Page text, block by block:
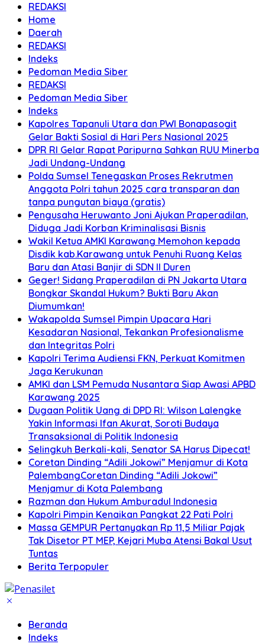
REDAKSI
Home
Daerah
REDAKSI
Indeks
Pedoman Media Siber
REDAKSI
Pedoman Media Siber
Indeks
Kapolres Tapanuli Utara dan PWI Bonapasogit
Gelar Bakti Sosial di Hari Pers Nasional 2025
DPR RI Gelar Rapat Paripurna Sahkan RUU Minerba
Jadi Undang-Undang
Polda Sumsel Tenegaskan Proses Rekrutmen
Anggota Polri tahun 2025 cara transparan dan
tanpa pungutan biaya (gratis)
Pengusaha Heruwanto Joni Ajukan Praperadilan,
Diduga Jadi Korban Kriminalisasi Bisnis
Wakil Ketua AMKI Karawang Memohon kepada
Disdik kab.Karawang untuk Penuhi Ruang Kelas
Baru dan Atasi Banjir di SDN II Duren
Geger! Sidang Praperadilan di PN Jakarta Utara
Bongkar Skandal Hukum? Bukti Baru Akan
Diumumkan!
Wakapolda Sumsel Pimpin Upacara Hari
Kesadaran Nasional, Tekankan Profesionalisme
dan Integritas Polri
Kapolri Terima Audiensi FKN, Perkuat Komitmen
Jaga Kerukunan
AMKI dan LSM Pemuda Nusantara Siap Awasi APBD
Karawang 2025
Dugaan Politik Uang di DPD RI: Wilson Lalengke
Yakin Informasi Ifan Akurat, Soroti Budaya
Transaksional di Politik Indonesia
Selingkuh Berkali-kali, Senator SA Harus Dipecat!
Coretan Dinding “Adili Jokowi” Menjamur di Kota
PalembangCoretan Dinding “Adili Jokowi”
Menjamur di Kota Palembang
Razman dan Hukum Amburadul Indonesia
Kapolri Pimpin Kenaikan Pangkat 22 Pati Polri
Massa GEMPUR Pertanyakan Rp 11,5 Miliar Pajak
Tak Disetor PT MEP, Kejari Muba Atensi Bakal Usut
Tuntas
Berita Terpopuler
Beranda
Indeks